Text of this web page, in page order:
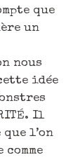
que
un
nous
idée
Il
l’on